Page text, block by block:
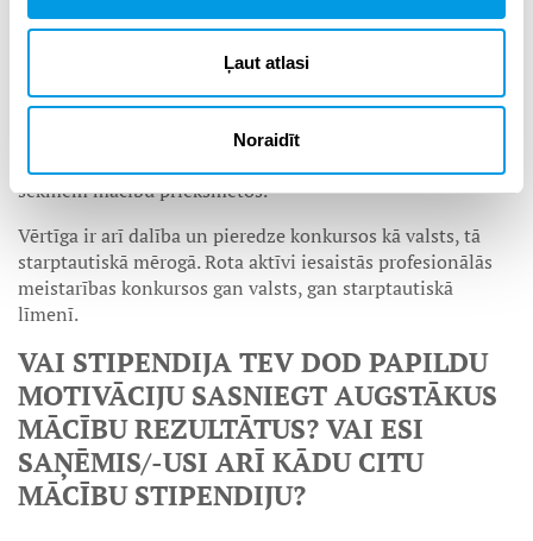
Ļaut atlasi
Noraidīt
uzņēmumos. Nākotnē vari arī veidot savu grāmatvedības
biroju un strādāt kā pašnodarbinātais,”
“Tāpat ir iespējams nodibināt privāto biroju kā
pašnodarbinātai personai,’’zina Marita.
Motivētiem un mācībās sekmīgiem audzēkņiem ir iespēja
saņemt stipendiju. Stipendijas apmērs ir atkarīgs no
sekmēm mācību priekšmetos.
Vērtīga ir arī dalība un pieredze konkursos kā valsts, tā
starptautiskā mērogā. Rota aktīvi iesaistās profesionālās
meistarības konkursos gan valsts, gan starptautiskā
līmenī.
VAI STIPENDIJA TEV DOD PAPILDU
MOTIVĀCIJU SASNIEGT AUGSTĀKUS
MĀCĪBU REZULTĀTUS? VAI ESI
SAŅĒMIS/-USI ARĪ KĀDU CITU
MĀCĪBU STIPENDIJU?